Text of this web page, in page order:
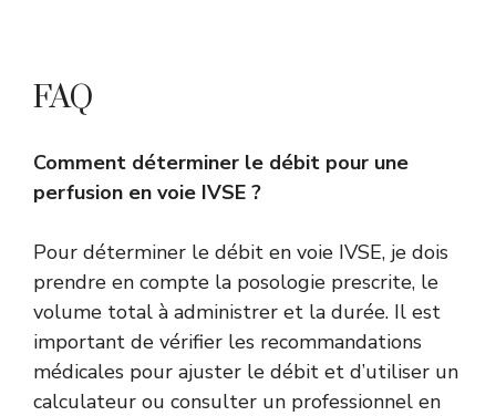
FAQ
Comment déterminer le débit pour une
perfusion en voie IVSE ?
Pour déterminer le débit en voie IVSE, je dois
prendre en compte la posologie prescrite, le
volume total à administrer et la durée. Il est
important de vérifier les recommandations
médicales pour ajuster le débit et d’utiliser un
calculateur ou consulter un professionnel en